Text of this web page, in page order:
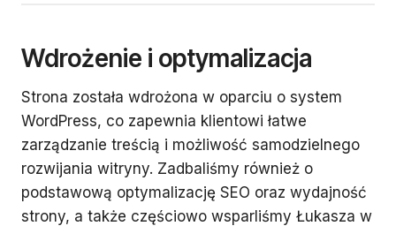
Wdrożenie i optymalizacja
Strona została wdrożona w oparciu o system
WordPress, co zapewnia klientowi łatwe
zarządzanie treścią i możliwość samodzielnego
rozwijania witryny. Zadbaliśmy również o
podstawową optymalizację SEO oraz wydajność
strony, a także częściowo wsparliśmy Łukasza w